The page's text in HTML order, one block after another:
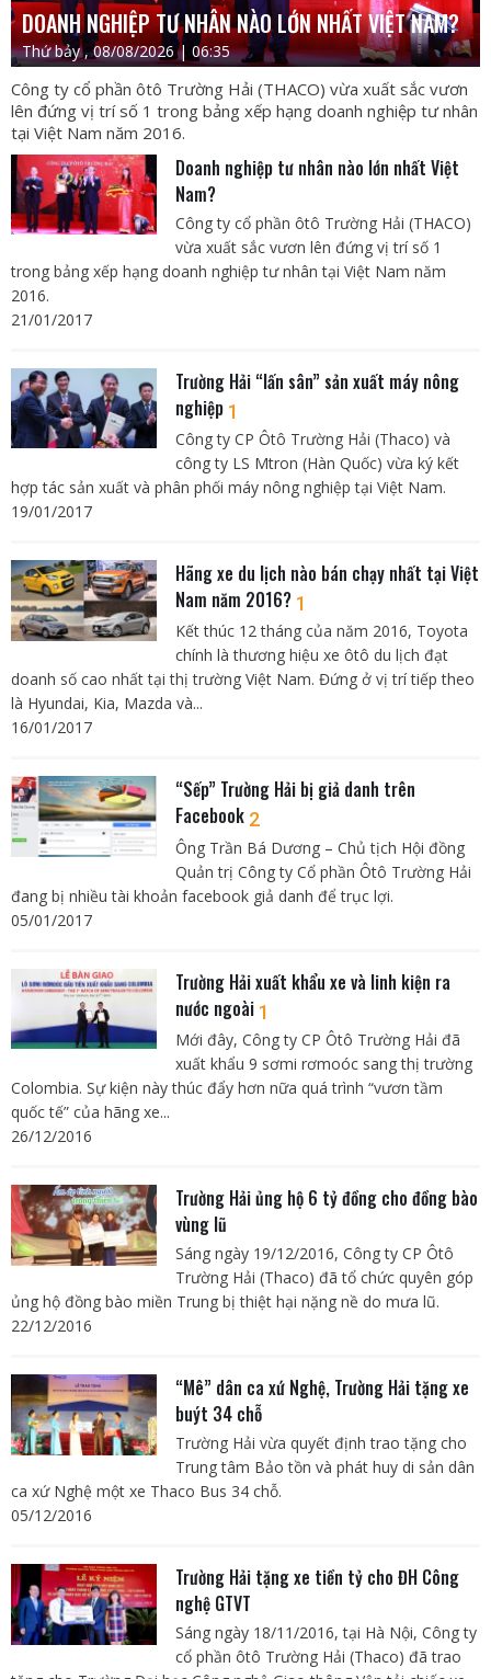
DOANH NGHIỆP TƯ NHÂN NÀO LỚN NHẤT VIỆT NAM?
Thứ bảy , 08/08/2026 | 06:35
Công ty cổ phần ôtô Trường Hải (THACO) vừa xuất sắc vươn
lên đứng vị trí số 1 trong bảng xếp hạng doanh nghiệp tư nhân
tại Việt Nam năm 2016.
Doanh nghiệp tư nhân nào lớn nhất Việt
Nam?
Công ty cổ phần ôtô Trường Hải (THACO)
vừa xuất sắc vươn lên đứng vị trí số 1
trong bảng xếp hạng doanh nghiệp tư nhân tại Việt Nam năm
2016.
21/01/2017
Trường Hải “lấn sân” sản xuất máy nông
nghiệp 1
Công ty CP Ôtô Trường Hải (Thaco) và
công ty LS Mtron (Hàn Quốc) vừa ký kết
hợp tác sản xuất và phân phối máy nông nghiệp tại Việt Nam.
19/01/2017
Hãng xe du lịch nào bán chạy nhất tại Việt
Nam năm 2016? 1
Kết thúc 12 tháng của năm 2016, Toyota
chính là thương hiệu xe ôtô du lịch đạt
doanh số cao nhất tại thị trường Việt Nam. Đứng ở vị trí tiếp theo
là Hyundai, Kia, Mazda và...
16/01/2017
“Sếp” Trường Hải bị giả danh trên
Facebook 2
Ông Trần Bá Dương – Chủ tịch Hội đồng
Quản trị Công ty Cổ phần Ôtô Trường Hải
đang bị nhiều tài khoản facebook giả danh để trục lợi.
05/01/2017
Trường Hải xuất khẩu xe và linh kiện ra
nước ngoài 1
Mới đây, Công ty CP Ôtô Trường Hải đã
xuất khẩu 9 sơmi rơmoóc sang thị trường
Colombia. Sự kiện này thúc đẩy hơn nữa quá trình “vươn tầm
quốc tế” của hãng xe...
26/12/2016
Trường Hải ủng hộ 6 tỷ đồng cho đồng bào
vùng lũ
Sáng ngày 19/12/2016, Công ty CP Ôtô
Trường Hải (Thaco) đã tổ chức quyên góp
ủng hộ đồng bào miền Trung bị thiệt hại nặng nề do mưa lũ.
22/12/2016
“Mê” dân ca xứ Nghệ, Trường Hải tặng xe
buýt 34 chỗ
Trường Hải vừa quyết định trao tặng cho
Trung tâm Bảo tồn và phát huy di sản dân
ca xứ Nghệ một xe Thaco Bus 34 chỗ.
05/12/2016
Trường Hải tặng xe tiền tỷ cho ĐH Công
nghệ GTVT
Sáng ngày 18/11/2016, tại Hà Nội, Công ty
cổ phần ôtô Trường Hải (Thaco) đã trao